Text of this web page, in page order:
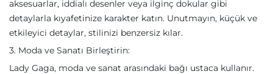
aksesuarlar, iddialı desenler veya ilginç dokular gibi
detaylarla kıyafetinize karakter katın. Unutmayın, küçük ve
etkileyici detaylar, stilinizi benzersiz kılar.
3. Moda ve Sanatı Birleştirin:
Lady Gaga, moda ve sanat arasındaki bağı ustaca kullanır.